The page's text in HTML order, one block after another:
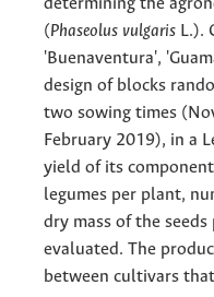
(Phaseolus vulgaris L.).
'Buenaventura',
design of blocks
two sowing times
February 2019), in a
yield of its
legumes per plant,
dry mass of the
evaluated. The
between cultivars